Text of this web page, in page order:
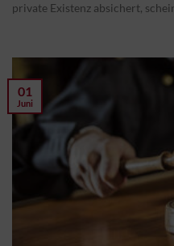
private Existenz absichert,
01
Juni